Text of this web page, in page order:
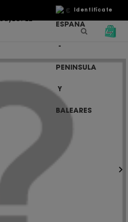
Identifícate
€